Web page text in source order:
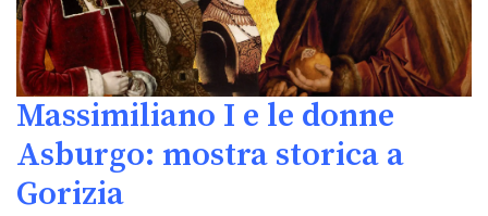
Massimiliano I e le donne
Asburgo: mostra storica a
Gorizia